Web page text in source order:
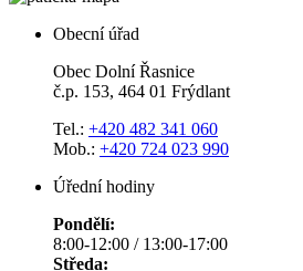
Obecní úřad
Obec Dolní Řasnice
č.p. 153, 464 01 Frýdlant
Tel.: +420 482 341 060
Mob.: +420 724 023 990
Úřední hodiny
Pondělí:
8:00-12:00 / 13:00-17:00
Středa: